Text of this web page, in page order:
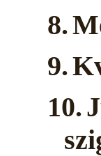
8.
9.
10.